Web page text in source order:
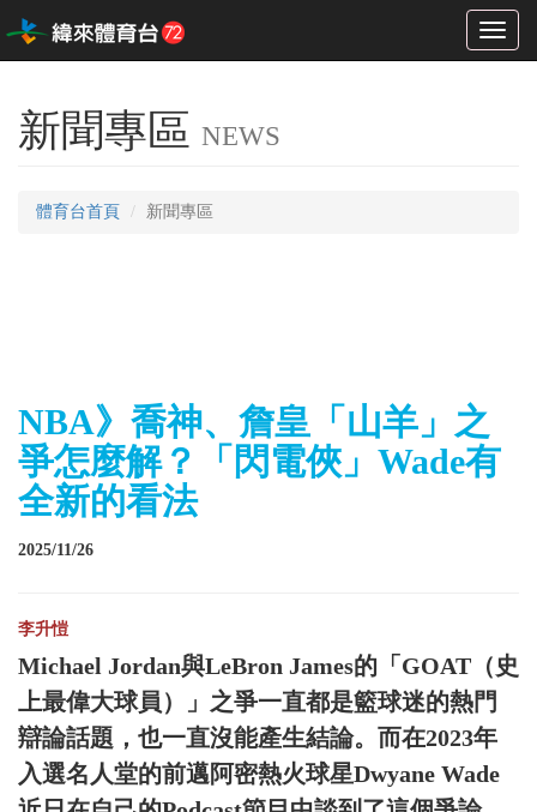
Toggle
新聞專區 NEWS
體育台首頁 新聞專區
NBA》喬神、詹皇「山羊」之
爭怎麼解？「閃電俠」Wade有
全新的看法
2025/11/26
李升愷
Michael Jordan與LeBron James的「GOAT（史
上最偉大球員）」之爭一直都是籃球迷的熱門
辯論話題，也一直沒能產生結論。而在2023年
入選名人堂的前邁阿密熱火球星Dwyane Wade